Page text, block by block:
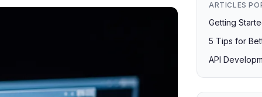
ARTICLES
Getting
5 Tips for
API